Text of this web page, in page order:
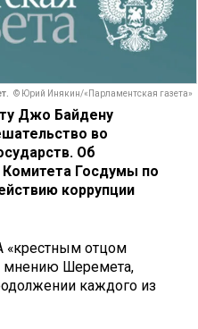
© Юрий Инякин/«Парламентская газета»
Джо Байдену
во
Об
Комитета Госдумы по
коррупции
«крестным отцом
мнению Шеремета,
каждого из